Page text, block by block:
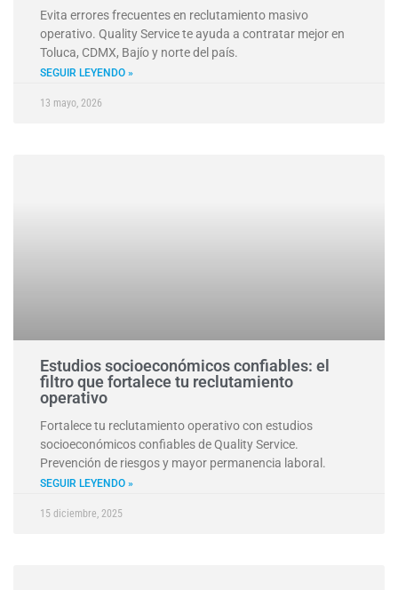
Evita errores frecuentes en reclutamiento masivo
operativo. Quality Service te ayuda a contratar mejor en
Toluca, CDMX, Bajío y norte del país.
SEGUIR LEYENDO »
13 mayo, 2026
Estudios socioeconómicos confiables: el
filtro que fortalece tu reclutamiento
operativo
Fortalece tu reclutamiento operativo con estudios
socioeconómicos confiables de Quality Service.
Prevención de riesgos y mayor permanencia laboral.
SEGUIR LEYENDO »
15 diciembre, 2025